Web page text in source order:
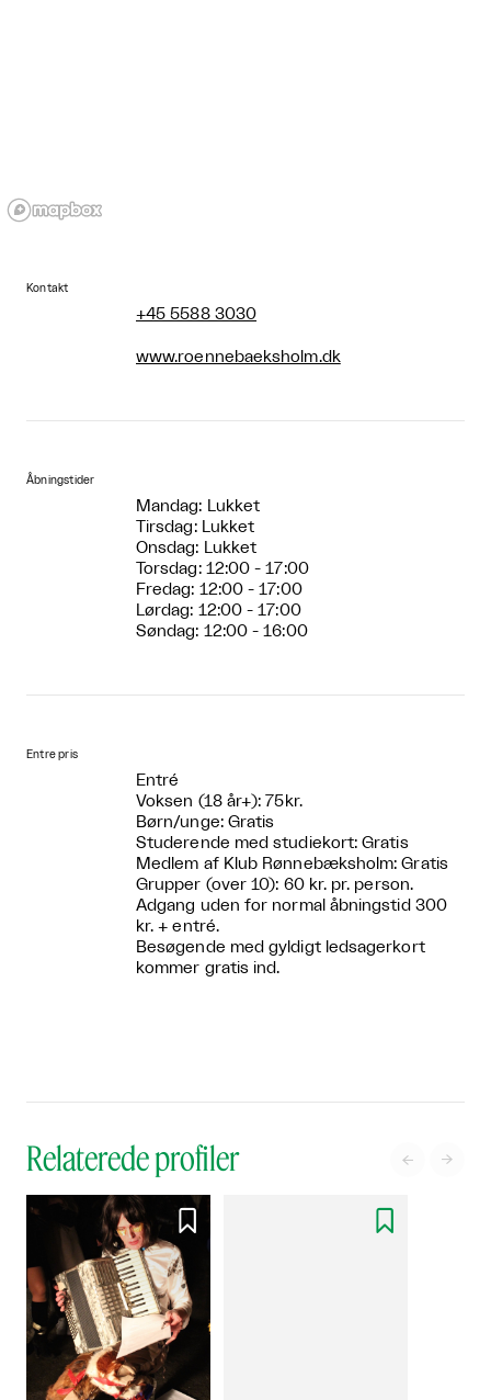
Kontakt
+45 5588 3030
www.roennebaeksholm.dk
Åbningstider
Mandag: Lukket
Tirsdag: Lukket
Onsdag: Lukket
Torsdag: 12:00 - 17:00
Fredag: 12:00 - 17:00
Lørdag: 12:00 - 17:00
Søndag: 12:00 - 16:00
Entre pris
Entré
Voksen (18 år+): 75kr.
Børn/unge: Gratis
Studerende med studiekort: Gratis
Medlem af Klub Rønnebæksholm: Gratis
Grupper (over 10): 60 kr. pr. person.
Adgang uden for normal åbningstid 300
kr. + entré.
Besøgende med gyldigt ledsagerkort
kommer gratis ind.
Relaterede profiler  
 